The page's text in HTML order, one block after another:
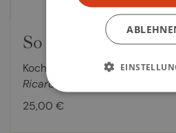
So schmeckt mein
Kochbuch von Astrid Lindgren
Ricarda Essrich
25,00 €